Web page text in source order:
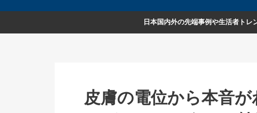
EDITORIAL REPORT Zsレポート
各種データのご紹介
日本国内外の先端事例や生活者トレ
皮膚の電位から本音